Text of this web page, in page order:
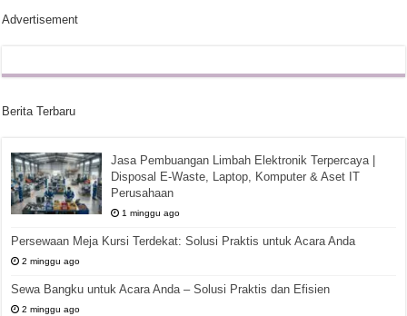
Advertisement
Berita Terbaru
Jasa Pembuangan Limbah Elektronik Terpercaya |
Disposal E-Waste, Laptop, Komputer & Aset IT
Perusahaan
1 minggu ago
Persewaan Meja Kursi Terdekat: Solusi Praktis untuk Acara Anda
2 minggu ago
Sewa Bangku untuk Acara Anda – Solusi Praktis dan Efisien
2 minggu ago